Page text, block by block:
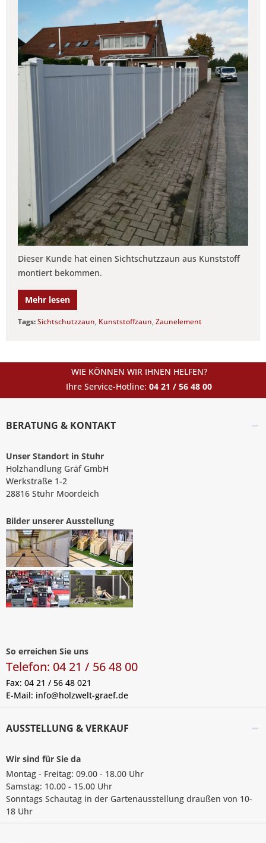
Dieser Kunde hat einen Sichtschutzzaun aus Kunststoff
montiert bekommen.
Mehr lesen
Tags:Sichtschutzzaun, Kunststoffzaun,Zaunelement
WIE KÖNNEN WIR IHNEN HELFEN?
Ihre Service-Hotline: 04 21 / 56 48 00
BERATUNG & KONTAKT
Unser Standort in Stuhr
Holzhandlung Gräf GmbH
Werkstraße 1-2
28816 Stuhr Moordeich
Bilder unserer Ausstellung
So erreichen Sie uns
Telefon: 04 21 / 56 48 00
Fax: 04 21 / 56 48 021
E-Mail: info@holzwelt-graef.de
AUSSTELLUNG & VERKAUF
Wir sind für Sie da
Montag - Freitag: 09.00 - 18.00 Uhr
Samstag: 10.00 - 15.00 Uhr
Sonntags Schautag in der Gartenausstellung draußen von 10-
18 Uhr